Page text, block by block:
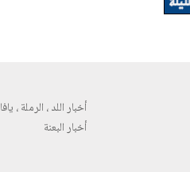
أخبار اللد ، الرملة ، يافا
أخبار البعنة